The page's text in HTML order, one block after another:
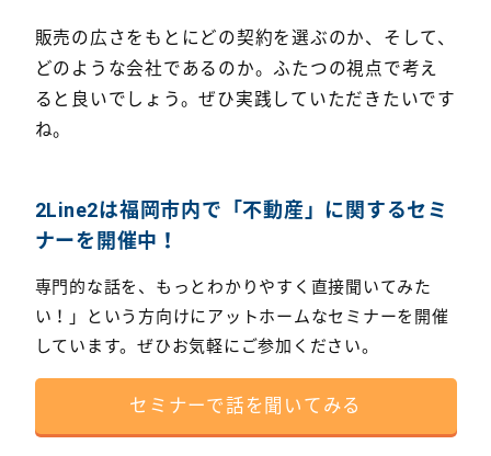
販売の広さをもとにどの契約を選ぶのか、そして、
どのような会社であるのか。ふたつの視点で考え
ると良いでしょう。ぜひ実践していただきたいです
ね。
2Line2は福岡市内で「不動産」に関するセミ
ナーを開催中！
専門的な話を、もっとわかりやすく直接聞いてみた
い！」という方向けにアットホームなセミナーを開催
しています。ぜひお気軽にご参加ください。
セミナーで話を聞いてみる